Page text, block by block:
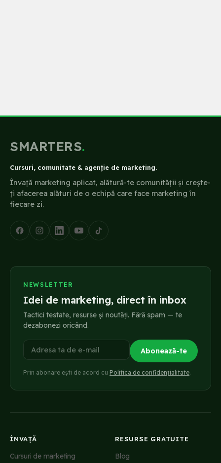
SMARTERS.
Cursuri, comunitate & agenție de marketing.
Învață marketing aplicat, alătură-te comunității și crește-
ți afacerea alături de o echipă care face marketing în
fiecare zi.
NEWSLETTER
Idei de marketing, direct în inbox
Tactici testate, resurse și noutăți. Fără spam — te
dezabonezi oricând.
Adresa ta de e-mail Abonează-te
Prin abonare ești de acord cu Politica de confidențialitate.
ÎNVAȚĂ
Cursuri de marketing
RESURSE GRATUITE
Blog